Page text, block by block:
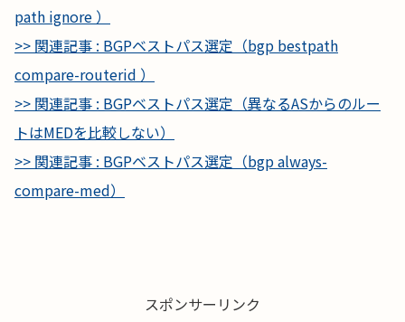
path ignore ）
>> 関連記事 : BGPベストパス選定（bgp bestpath
compare-routerid ）
>> 関連記事 : BGPベストパス選定（異なるASからのルー
トはMEDを比較しない）
>> 関連記事 : BGPベストパス選定（bgp always-
compare-med）
スポンサーリンク